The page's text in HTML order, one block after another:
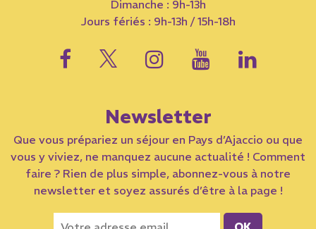
Dimanche : 9h-13h
Jours fériés : 9h-13h / 15h-18h
Newsletter
Que vous prépariez un séjour en Pays d’Ajaccio ou que
vous y viviez, ne manquez aucune actualité ! Comment
faire ? Rien de plus simple, abonnez-vous à notre
newsletter et soyez assurés d’être à la page !